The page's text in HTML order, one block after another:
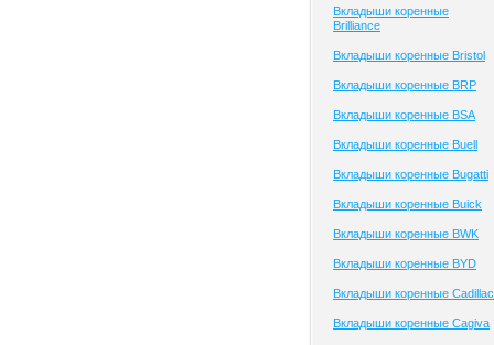
Вкладыши коренные
Brilliance
Вкладыши коренные Bristol
Вкладыши коренные BRP
Вкладыши коренные BSA
Вкладыши коренные Buell
Вкладыши коренные Bugatti
Вкладыши коренные Buick
Вкладыши коренные BWK
Вкладыши коренные BYD
Вкладыши коренные Cadillac
Вкладыши коренные Cagiva